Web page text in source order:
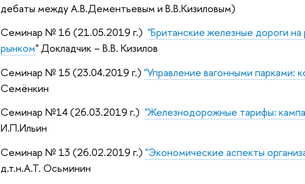
дебаты между А.В.Дементьевым и В.В.Кизиловым)
Семинар № 16 (21.05.2019 г.) "Британские железные дороги
рынком" Докладчик – В.В. Кизилов
Семинар № 15 (23.04.2019 г.) "Управление вагонными парками:
Семёнкин
Семинар №14 (26.03.2019 г.) "Железнодорожные тарифы:
И.П.Ильин
Семинар № 13 (26.02.2019 г.) "Экономические аспекты
д.т.н.А.Т. Осьминин